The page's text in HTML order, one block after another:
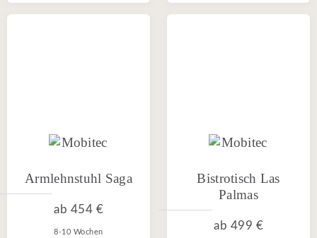
Armlehnstuhl Saga
ab 454 €
8-10 Wochen
Bistrotisch Las
Palmas
ab 499 €